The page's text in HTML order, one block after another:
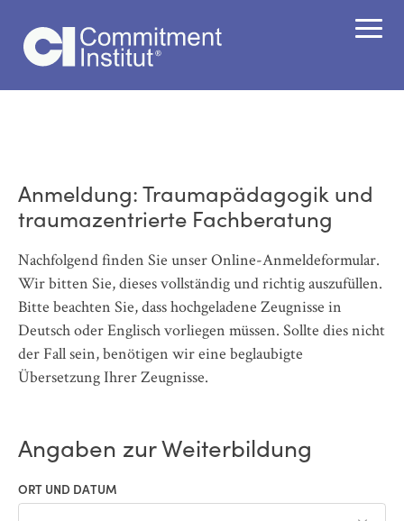
Anmeldung: Traumapädagogik und
traumazentrierte Fachberatung
Nachfolgend finden Sie unser Online-Anmeldeformular.
Wir bitten Sie, dieses vollständig und richtig auszufüllen.
Bitte beachten Sie, dass hochgeladene Zeugnisse in
Deutsch oder Englisch vorliegen müssen. Sollte dies nicht
der Fall sein, benötigen wir eine beglaubigte
Übersetzung Ihrer Zeugnisse.
Angaben zur Weiterbildung
ORT UND DATUM